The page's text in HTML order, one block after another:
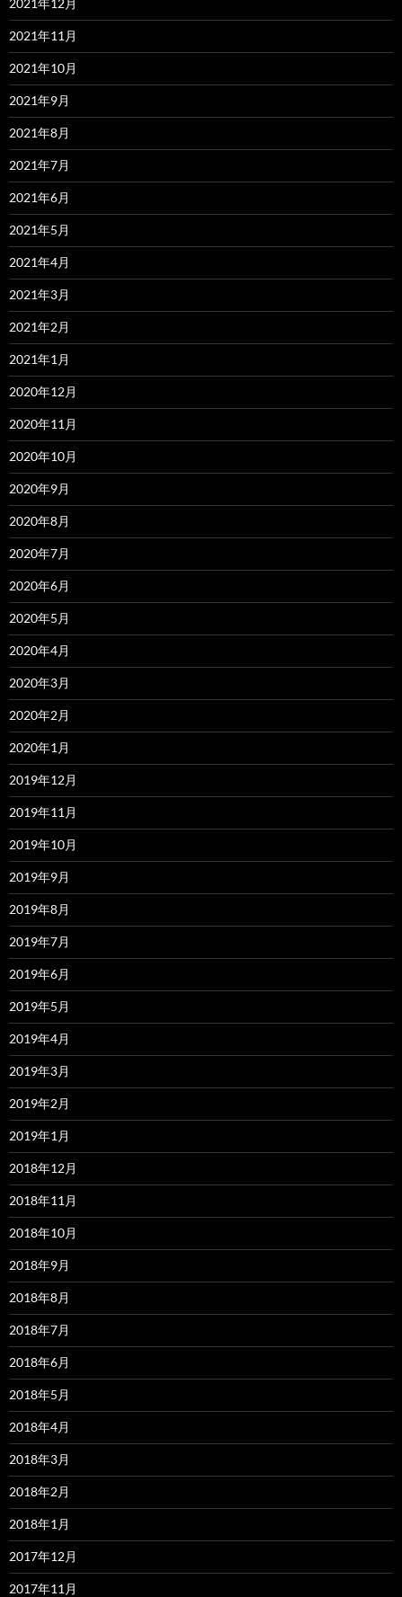
2021年12月
2021年11月
2021年10月
2021年9月
2021年8月
2021年7月
2021年6月
2021年5月
2021年4月
2021年3月
2021年2月
2021年1月
2020年12月
2020年11月
2020年10月
2020年9月
2020年8月
2020年7月
2020年6月
2020年5月
2020年4月
2020年3月
2020年2月
2020年1月
2019年12月
2019年11月
2019年10月
2019年9月
2019年8月
2019年7月
2019年6月
2019年5月
2019年4月
2019年3月
2019年2月
2019年1月
2018年12月
2018年11月
2018年10月
2018年9月
2018年8月
2018年7月
2018年6月
2018年5月
2018年4月
2018年3月
2018年2月
2018年1月
2017年12月
2017年11月